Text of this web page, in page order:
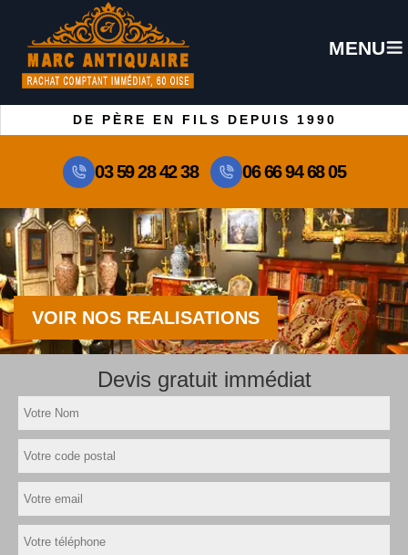
MENU
DE PÈRE EN FILS DEPUIS 1990
03 59 28 42 38 06 66 94 68 05
VOIR NOS REALISATIONS
Devis gratuit immédiat